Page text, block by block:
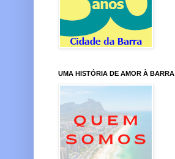
UMA HISTÓRIA DE AMOR À BARRA